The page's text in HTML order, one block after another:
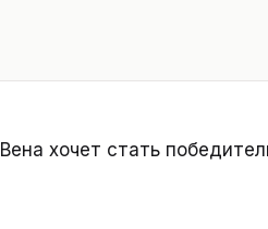
Вена хочет стать